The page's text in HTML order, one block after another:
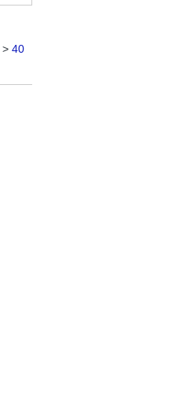
> 40